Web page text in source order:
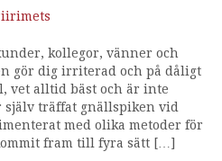
i
n
kollegor, vänner och
gör dig irriterad och på dåligt
vet alltid bäst och är inte
träffat gnällspiken vid
med olika metoder för
fram till fyra sätt […]